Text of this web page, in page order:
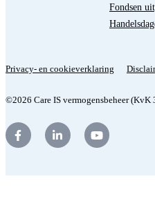
Fondsen
Privacy- en cookieverklaring
©2026 Care IS vermogensbeheer (KvK